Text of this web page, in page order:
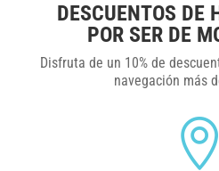
DESCUENTOS DE
POR SER DE
Disfruta de un 10% de
navegación más
